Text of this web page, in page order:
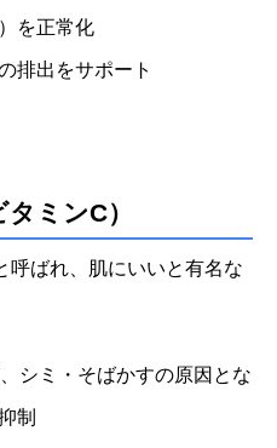
を正常化
排出をサポート
ミンC）
呼ばれ、肌にいいと有名な
シミ・そばかすの原因とな
制